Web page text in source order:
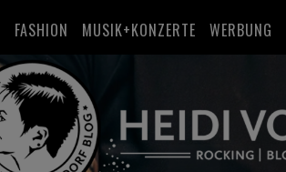
FASHION MUSIK+KONZERTE WERBUNG